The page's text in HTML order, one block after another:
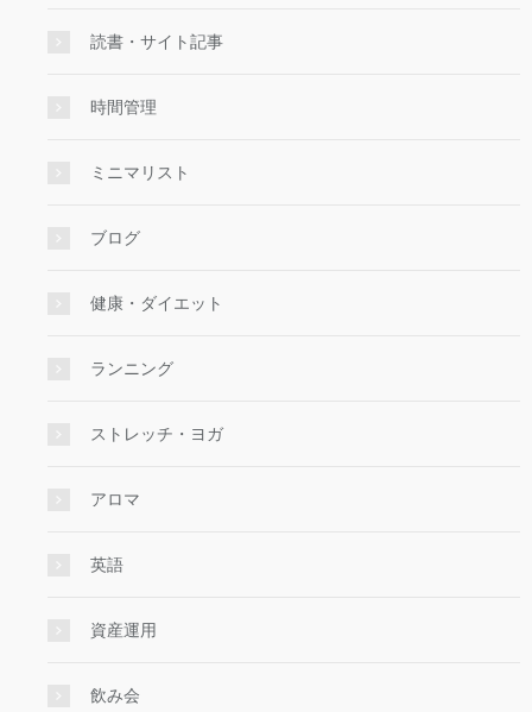
読書・サイト記事
時間管理
ミニマリスト
ブログ
健康・ダイエット
ランニング
ストレッチ・ヨガ
アロマ
英語
資産運用
飲み会